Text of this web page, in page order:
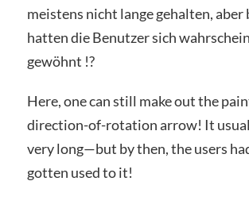
meistens nicht lange gehalten, aber
hatten die Benutzer sich
gewöhnt !?
Here, one can still make out the
direction-of-rotation arrow! It
very long—but by then, the users
gotten used to it!